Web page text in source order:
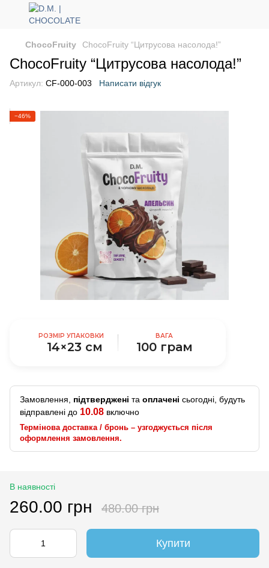
ChocoFruity ChocoFruity “Цитрусова насолода!”
ChocoFruity “Цитрусова насолода!”
Артикул: CF-000-003 Написати відгук
−46%
РОЗМІР УПАКОВКИ
14×23 см
ВАГА
100 грам
Замовлення, підтверджені та оплачені сьогодні, будуть
відправлені до 10.08 включно
Термінова доставка / бронь – узгоджується після
оформлення замовлення.
В наявності
260.00 грн 480.00 грн
Купити